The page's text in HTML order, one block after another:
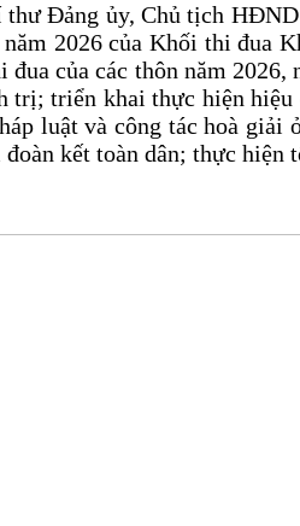
thư Đảng ủy, Chủ tịch
2026 của Khối thi đua
đua của các thôn năm
trị; triển khai thực hiện
luật và công tác hoà
kết toàn dân; thực